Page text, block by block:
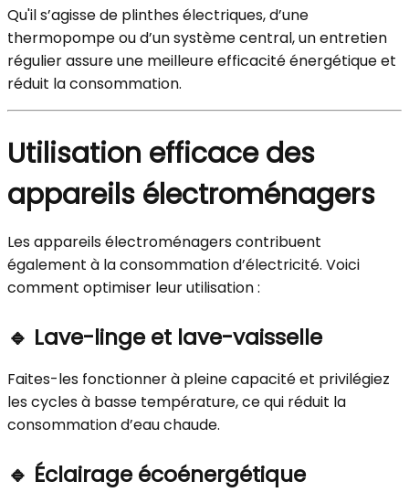
Qu'il s’agisse de plinthes électriques, d’une
thermopompe ou d’un système central, un entretien
régulier assure une meilleure efficacité énergétique et
réduit la consommation.
Utilisation efficace des
appareils électroménagers
Les appareils électroménagers contribuent
également à la consommation d’électricité. Voici
comment optimiser leur utilisation :
🔹 Lave-linge et lave-vaisselle
Faites-les fonctionner à pleine capacité et privilégiez
les cycles à basse température, ce qui réduit la
consommation d’eau chaude.
🔹 Éclairage écoénergétique